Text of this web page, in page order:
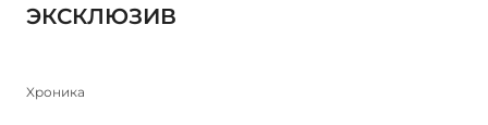
ЭКСКЛЮЗИВ
Xроника